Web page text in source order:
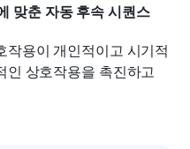
맞춘 자동 후속 시퀀스
작용이 개인적이고 시기적
인 상호작용을 촉진하고